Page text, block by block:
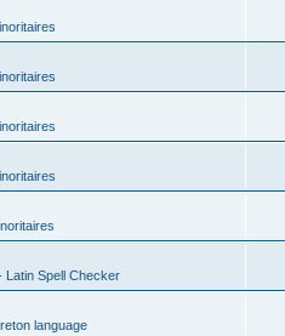
Latin Spell Checker
language